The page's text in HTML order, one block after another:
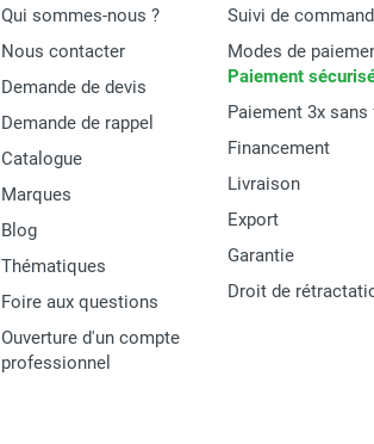
Qui sommes-nous ?
Nous contacter
Demande de devis
Demande de rappel
Catalogue
Marques
Blog
Thématiques
Foire aux questions
Ouverture d'un compte
professionnel
Suivi de
Modes de
Paiement
Paiement 3x sans
Financement
Livraison
Export
Garantie
Droit de